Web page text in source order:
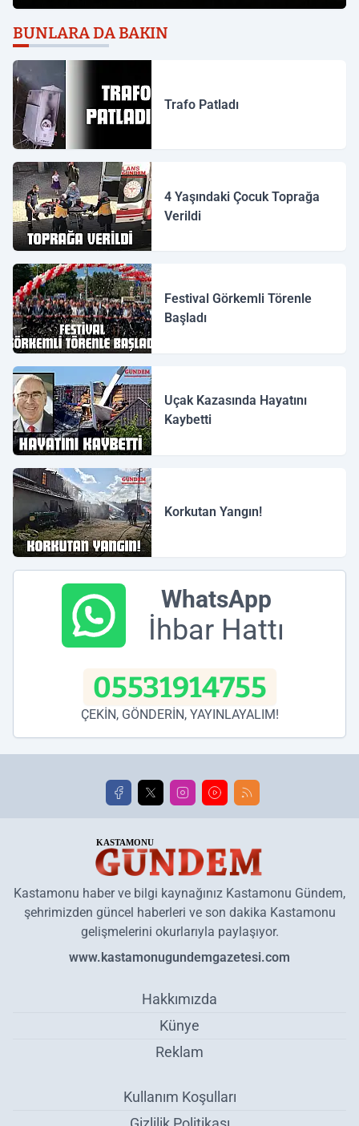
BUNLARA DA BAKIN
Trafo Patladı
4 Yaşındaki Çocuk Toprağa
Verildi
Festival Görkemli Törenle
Başladı
Uçak Kazasında Hayatını
Kaybetti
Korkutan Yangın!
WhatsApp
İhbar Hattı
05531914755
ÇEKİN, GÖNDERİN, YAYINLAYALIM!
Kastamonu haber ve bilgi kaynağınız Kastamonu Gündem,
şehrimizden güncel haberleri ve son dakika Kastamonu
gelişmelerini okurlarıyla paylaşıyor.
www.kastamonugundemgazetesi.com
Hakkımızda
Künye
Reklam
Kullanım Koşulları